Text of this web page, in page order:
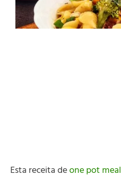
Esta receita deone pot meal